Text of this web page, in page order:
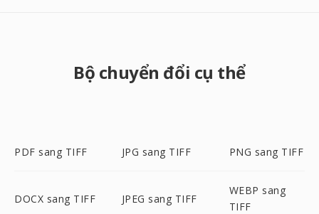
Bộ chuyển đổi cụ thể
PDF sang TIFF JPG sang TIFF PNG sang TIFF
DOCX sang TIFF JPEG sang TIFF
WEBP sang
TIFF